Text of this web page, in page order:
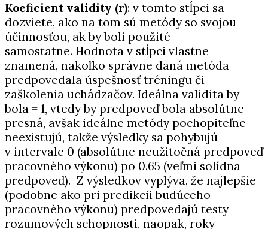
Koeficient validity (r): v tomto stĺpci sa
dozviete, ako na tom sú metódy so svojou
účinnosťou, ak by boli použité
samostatne. Hodnota v stĺpci vlastne
znamená, nakoľko správne daná metóda
predpovedala úspešnosť tréningu či
zaškolenia uchádzačov. Ideálna validita by
bola = 1, vtedy by predpoveď bola absolútne
presná, avšak ideálne metódy pochopiteľne
neexistujú, takže výsledky sa pohybujú
v intervale 0 (absolútne neužitočná predpoveď
pracovného výkonu) po 0.65 (veľmi solídna
predpoveď). Z výsledkov vyplýva, že najlepšie
(podobne ako pri predikcii budúceho
pracovného výkonu) predpovedajú testy
rozumových schopností, naopak, roky